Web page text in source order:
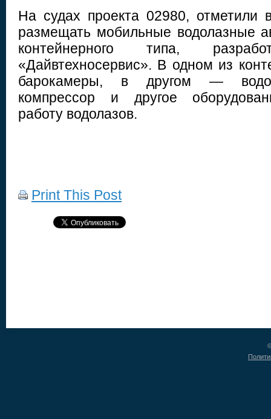
На судах проекта 02980,
размещать мобильные водолазные
контейнерного типа,
«Дайвтехносервис». В одном из
барокамеры, в другом —
компрессор и другое
работу водолазов.
Print This Post